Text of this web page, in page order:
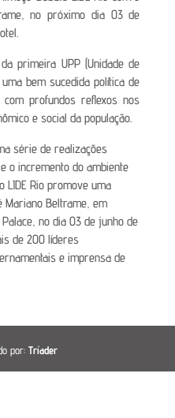
no próximo dia 03 de
primeira UPP (Unidade de
bem sucedida política de
profundos reflexos nos
e social da população.
série de realizações
o incremento do ambiente
LIDE Rio promove uma
Mariano Beltrame, em
no dia 03 de junho de
de 200 líderes
e imprensa de
por:Tríader